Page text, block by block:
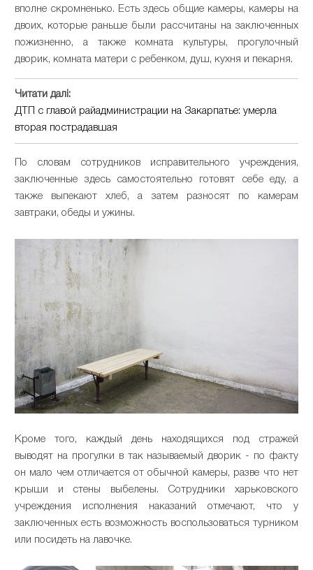
вполне скромненько. Есть здесь общие камеры, камеры на
двоих, которые раньше были рассчитаны на заключенных
пожизненно, а также комната культуры, прогулочный
дворик, комната матери с ребенком, душ, кухня и пекарня.
Читати далі:
ДТП с главой райадминистрации на Закарпатье: умерла
вторая пострадавшая
По словам сотрудников исправительного учреждения,
заключенные здесь самостоятельно готовят себе еду, а
также выпекают хлеб, а затем разносят по камерам
завтраки, обеды и ужины.
Кроме того, каждый день находящихся под стражей
выводят на прогулки в так называемый дворик - по факту
он мало чем отличается от обычной камеры, разве что нет
крыши и стены выбелены. Сотрудники харьковского
учреждения исполнения наказаний отмечают, что у
заключенных есть возможность воспользоваться турником
или посидеть на лавочке.